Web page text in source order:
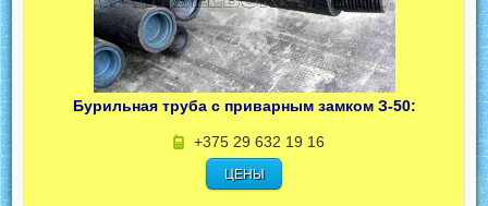
Бурильная труба с приварным замком З-50:
+375 29 632 19 16
ЦЕНЫ